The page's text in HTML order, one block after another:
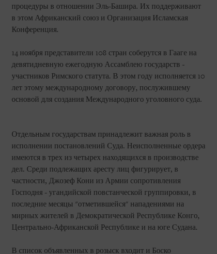
процедуры в отношении Эль-Башира. Их поддерживают
в этом Африканский союз и Организация Исламская
Конференция.
14 ноября представители 108 стран соберутся в Гааге на
девятидневную ежегодную Ассамблею государств -
участников Римского статута. В этом году исполняется 10
лет этому международному договору, послужившему
основой для создания Международного уголовного суда.
Отдельным государствам принадлежит важная роль в
исполнении постановлений Суда. Неисполненные ордера
имеются в трех из четырех находящихся в производстве
дел. Среди подлежащих аресту лиц фигурирует, в
частности, Джозеф Кони из Армии сопротивления
Господня - угандийской повстанческой группировки, в
последние месяцы "отметившейся" нападениями на
мирных жителей в Демократической Республике Конго,
Центрально-Африканской Республике и на юге Судана.
В список объявленных в розыск входит и Боско